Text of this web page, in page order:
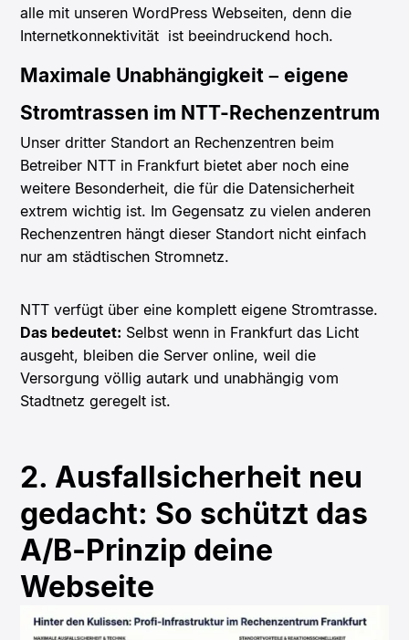
alle mit unseren WordPress Webseiten, denn die
Internetkonnektivität ist beeindruckend hoch.
Maximale Unabhängigkeit – eigene
Stromtrassen im NTT-Rechenzentrum
Unser dritter Standort an Rechenzentren beim
Betreiber NTT in Frankfurt bietet aber noch eine
weitere Besonderheit, die für die Datensicherheit
extrem wichtig ist. Im Gegensatz zu vielen anderen
Rechenzentren hängt dieser Standort nicht einfach
nur am städtischen Stromnetz.
NTT verfügt über eine komplett eigene Stromtrasse.
Das bedeutet: Selbst wenn in Frankfurt das Licht
ausgeht, bleiben die Server online, weil die
Versorgung völlig autark und unabhängig vom
Stadtnetz geregelt ist.
2. Ausfallsicherheit neu
gedacht: So schützt das
A/B-Prinzip deine
Webseite